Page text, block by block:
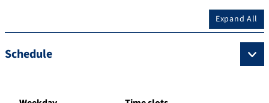
Expand All
Schedule